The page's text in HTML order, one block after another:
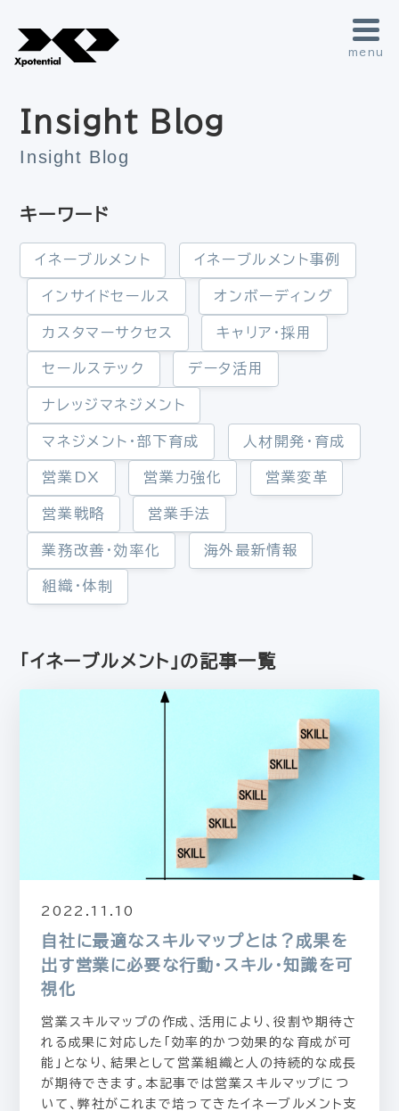
menu
Insight Blog
Insight Blog
キーワード
イネーブルメント イネーブルメント事例
インサイドセールス オンボーディング
カスタマーサクセス キャリア・採用
セールステック データ活用
ナレッジマネジメント
マネジメント・部下育成 人材開発・育成
営業DX 営業力強化 営業変革
営業戦略 営業手法
業務改善・効率化 海外最新情報
組織・体制
「イネーブルメント」の記事一覧
2022.11.10
自社に最適なスキルマップとは？成果を
出す営業に必要な行動・スキル・知識を可
視化
営業スキルマップの作成、活用により、役割や期待さ
れる成果に対応した「効率的かつ効果的な育成が可
能」となり、結果として営業組織と人の持続的な成長
が期待できます。本記事では営業スキルマップにつ
いて、弊社がこれまで培ってきたイネーブルメント支